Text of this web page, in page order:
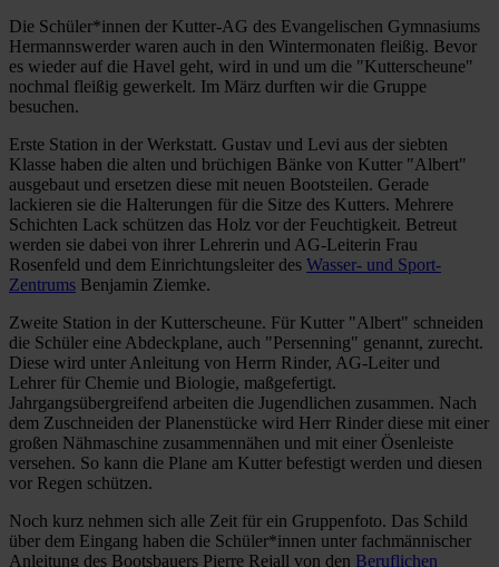
Die Schüler*innen der Kutter-AG des Evangelischen Gymnasiums
Hermannswerder waren auch in den Wintermonaten fleißig. Bevor
es wieder auf die Havel geht, wird in und um die "Kutterscheune"
nochmal fleißig gewerkelt. Im März durften wir die Gruppe
besuchen.
Erste Station in der Werkstatt. Gustav und Levi aus der siebten
Klasse haben die alten und brüchigen Bänke von Kutter "Albert"
ausgebaut und ersetzen diese mit neuen Bootsteilen. Gerade
lackieren sie die Halterungen für die Sitze des Kutters. Mehrere
Schichten Lack schützen das Holz vor der Feuchtigkeit. Betreut
werden sie dabei von ihrer Lehrerin und AG-Leiterin Frau
Rosenfeld und dem Einrichtungsleiter des Wasser- und Sport-
Zentrums Benjamin Ziemke.
Zweite Station in der Kutterscheune. Für Kutter "Albert" schneiden
die Schüler eine Abdeckplane, auch "Persenning" genannt, zurecht.
Diese wird unter Anleitung von Herrn Rinder, AG-Leiter und
Lehrer für Chemie und Biologie, maßgefertigt.
Jahrgangsübergreifend arbeiten die Jugendlichen zusammen. Nach
dem Zuschneiden der Planenstücke wird Herr Rinder diese mit einer
großen Nähmaschine zusammennähen und mit einer Ösenleiste
versehen. So kann die Plane am Kutter befestigt werden und diesen
vor Regen schützen.
Noch kurz nehmen sich alle Zeit für ein Gruppenfoto. Das Schild
über dem Eingang haben die Schüler*innen unter fachmännischer
Anleitung des Bootsbauers Pierre Rejall von den Beruflichen